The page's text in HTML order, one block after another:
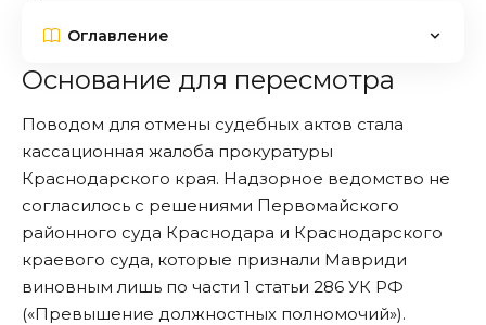
Оглавление
Основание для пересмотра
Поводом для отмены судебных актов стала
кассационная жалоба прокуратуры
Краснодарского края. Надзорное ведомство не
согласилось с решениями Первомайского
районного суда Краснодара и Краснодарского
краевого суда, которые признали Мавриди
виновным лишь по части 1 статьи 286 УК РФ
(«Превышение должностных полномочий»).